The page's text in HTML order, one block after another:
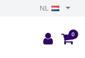
NL
0